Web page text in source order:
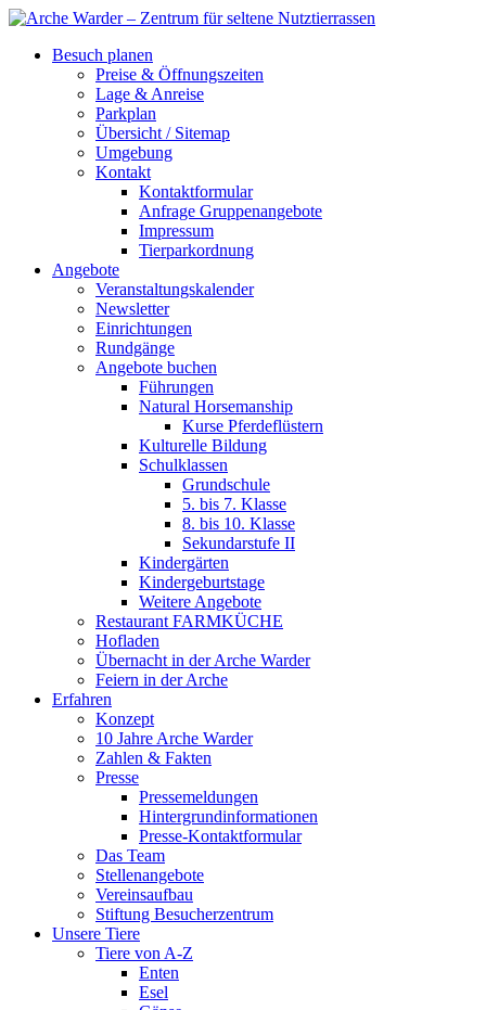
Besuch planen
Preise & Öffnungszeiten
Lage & Anreise
Parkplan
Übersicht / Sitemap
Umgebung
Kontakt
Kontaktformular
Anfrage Gruppenangebote
Impressum
Tierparkordnung
Angebote
Veranstaltungskalender
Newsletter
Einrichtungen
Rundgänge
Angebote buchen
Führungen
Natural Horsemanship
Kurse Pferdeflüstern
Kulturelle Bildung
Schulklassen
Grundschule
5. bis 7. Klasse
8. bis 10. Klasse
Sekundarstufe II
Kindergärten
Kindergeburtstage
Weitere Angebote
Restaurant FARMKÜCHE
Hofladen
Übernacht in der Arche Warder
Feiern in der Arche
Erfahren
Konzept
10 Jahre Arche Warder
Zahlen & Fakten
Presse
Pressemeldungen
Hintergrundinformationen
Presse-Kontaktformular
Das Team
Stellenangebote
Vereinsaufbau
Stiftung Besucherzentrum
Unsere Tiere
Tiere von A-Z
Enten
Esel